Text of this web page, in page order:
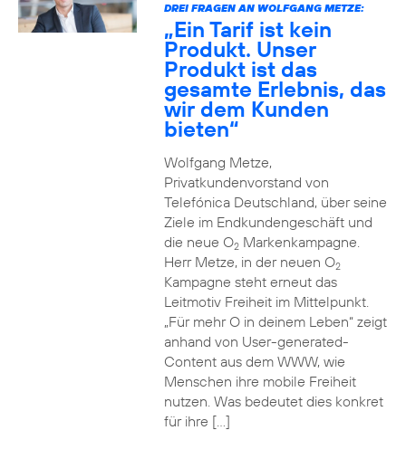
DREI FRAGEN AN WOLFGANG METZE:
„Ein Tarif ist kein
Produkt. Unser
Produkt ist das
gesamte Erlebnis, das
wir dem Kunden
bieten“
Wolfgang Metze,
Privatkundenvorstand von
Telefónica Deutschland, über seine
Ziele im Endkundengeschäft und
die neue O2Markenkampagne.
Herr Metze, in der neuen O2
Kampagne steht erneut das
Leitmotiv Freiheit im Mittelpunkt.
„Für mehr O in deinem Leben“ zeigt
anhand von User-generated-
Content aus dem WWW, wie
Menschen ihre mobile Freiheit
nutzen. Was bedeutet dies konkret
für ihre […]